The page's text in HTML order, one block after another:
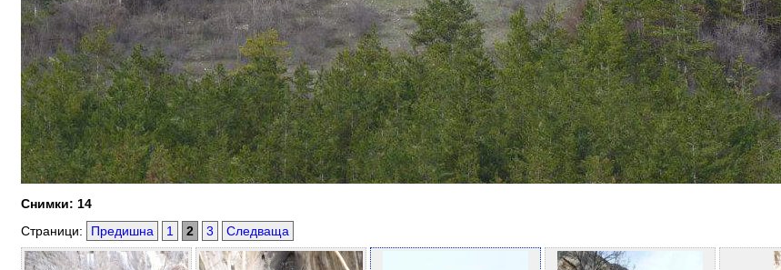
Снимки: 14
Страници:
Предишна 1 2 3 Следваща